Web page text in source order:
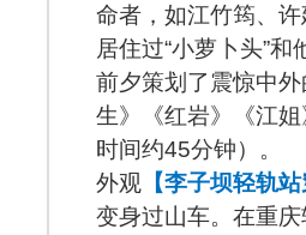
命者，如江竹筠、
居住过“小萝卜头”
前夕策划了震惊中
生》《红岩》《江
时间约45分钟）。
外观 【李子坝轻轨
变身过山车。在重